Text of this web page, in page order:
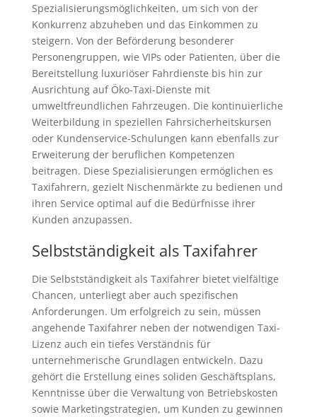
Spezialisierungsmöglichkeiten, um sich von der
Konkurrenz abzuheben und das Einkommen zu
steigern. Von der Beförderung besonderer
Personengruppen, wie VIPs oder Patienten, über die
Bereitstellung luxuriöser Fahrdienste bis hin zur
Ausrichtung auf Öko-Taxi-Dienste mit
umweltfreundlichen Fahrzeugen. Die kontinuierliche
Weiterbildung in speziellen Fahrsicherheitskursen
oder Kundenservice-Schulungen kann ebenfalls zur
Erweiterung der beruflichen Kompetenzen
beitragen. Diese Spezialisierungen ermöglichen es
Taxifahrern, gezielt Nischenmärkte zu bedienen und
ihren Service optimal auf die Bedürfnisse ihrer
Kunden anzupassen.
Selbstständigkeit als Taxifahrer
Die Selbstständigkeit als Taxifahrer bietet vielfältige
Chancen, unterliegt aber auch spezifischen
Anforderungen. Um erfolgreich zu sein, müssen
angehende Taxifahrer neben der notwendigen Taxi-
Lizenz auch ein tiefes Verständnis für
unternehmerische Grundlagen entwickeln. Dazu
gehört die Erstellung eines soliden Geschäftsplans,
Kenntnisse über die Verwaltung von Betriebskosten
sowie Marketingstrategien, um Kunden zu gewinnen